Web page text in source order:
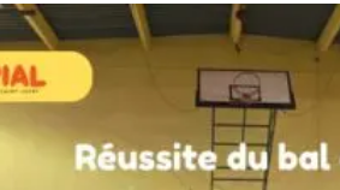
Saint-
Juéry